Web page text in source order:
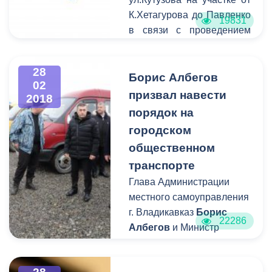
К.Хетагурова до Павленко
в связи с проведением
ограниченно движение по
ул. Тургеневской на
до Веселой.
19831
28
02
2018
Борис Албегов
призвал навести
порядок на
городском
общественном
транспорте
Глава Администрации
местного самоуправления
г. Владикавказ Борис
Албегов и Министр
22286